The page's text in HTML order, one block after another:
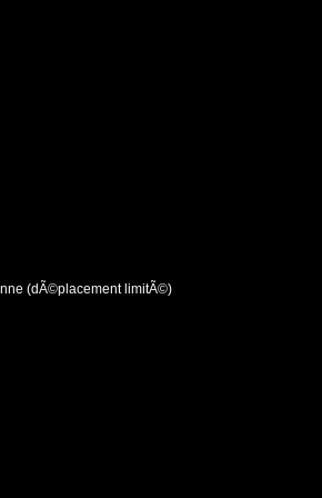
(dÃ©placement limitÃ©)